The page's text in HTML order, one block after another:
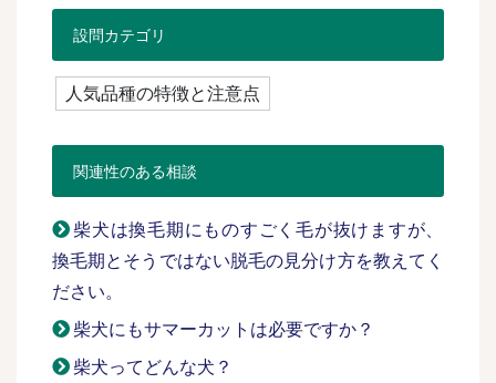
設問カテゴリ
人気品種の特徴と注意点
関連性のある相談
柴犬は換毛期にものすごく毛が抜けますが、
換毛期とそうではない脱毛の見分け方を教えてく
ださい。
柴犬にもサマーカットは必要ですか？
柴犬ってどんな犬？